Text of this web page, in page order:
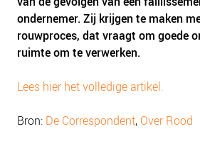
ondernemer. Zij krijgen te maken
rouwproces, dat vraagt om goede
ruimte om te verwerken.
Lees hier het volledige artikel.
Bron: De Correspondent, Over Rood